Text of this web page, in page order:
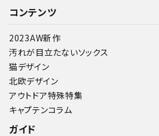
コンテンツ
2023AW新作
汚れが目立たないソックス
猫デザイン
北欧デザイン
アウトドア特殊特集
キャプテンコラム
ガイド